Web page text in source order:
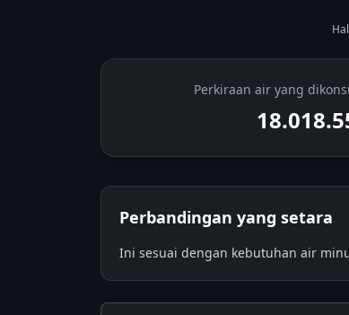
Perkiraan air yang
Perbandingan yang setara
Ini sesuai dengan kebutuhan air